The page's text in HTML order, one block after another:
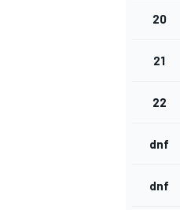
20
21
22
dnf
dnf